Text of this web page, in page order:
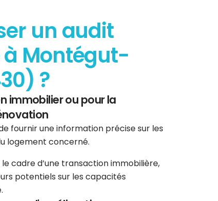
un audit
Montégut-
?
immobilier ou pour la
fournir une information précise sur les
logement concerné.
cadre d’une transaction immobilière,
potentiels sur les capacités